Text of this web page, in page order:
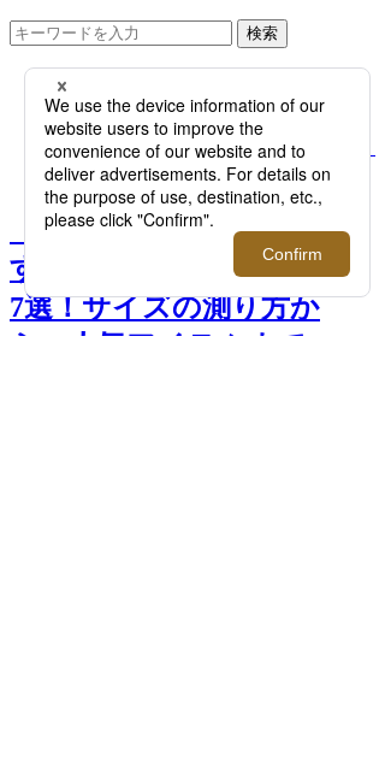
検索
TOP
PHOTO
【特集】伊勢丹メンズおすすめのメ
ンズ手袋ブランド7選！サイズの測り
方から、人気アイテムまで
【特集】伊勢丹メンズおす
すめのメンズ手袋ブランド
7選！サイズの測り方か
ら、人気アイテムまで >>